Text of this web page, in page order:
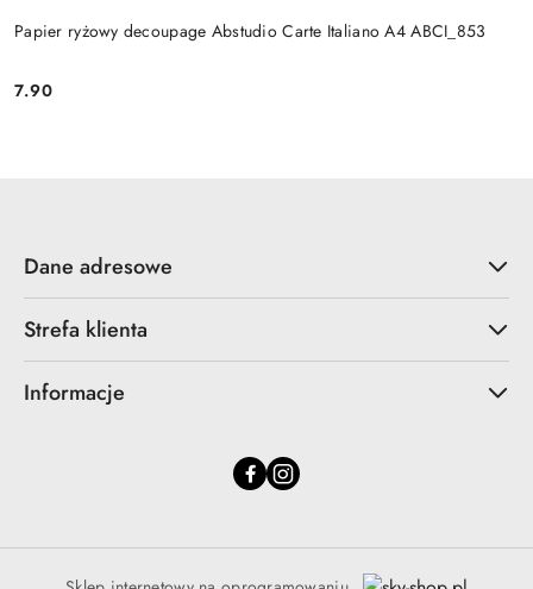
Papier ryżowy decoupage Abstudio Carte Italiano A4 ABCI_853
Cena:
7.90
Dane adresowe
Strefa klienta
Informacje